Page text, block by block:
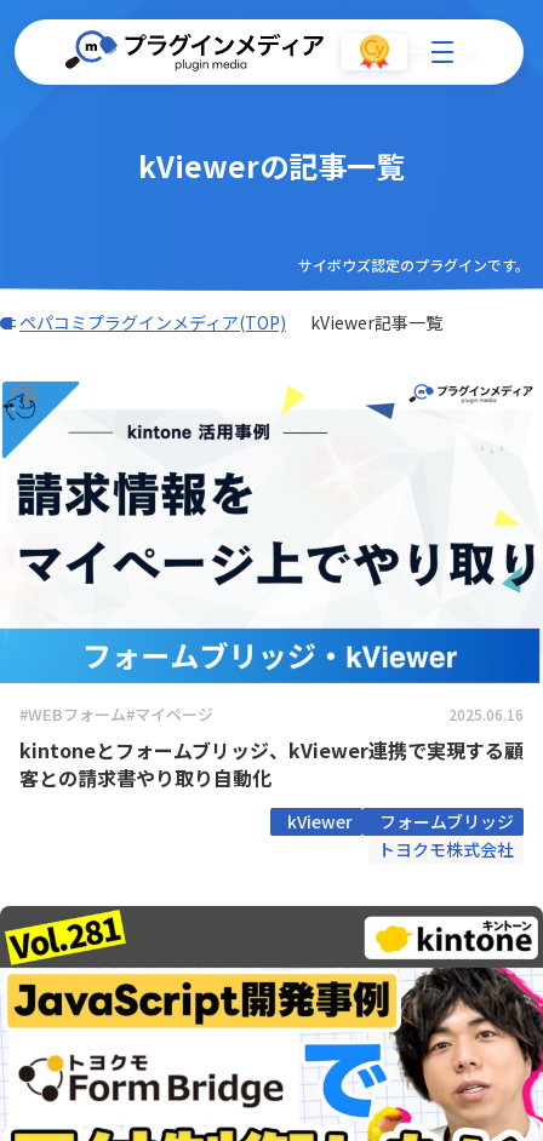
kViewerの記事一覧
サイボウズ認定のプラグインです。
ペパコミプラグインメディア(TOP) kViewer記事一覧
#WEBフォーム#マイページ 2025.06.16
kintoneとフォームブリッジ、kViewer連携で実現する顧
客との請求書やり取り自動化
kViewer
フォームブリッジ
トヨクモ株式会社